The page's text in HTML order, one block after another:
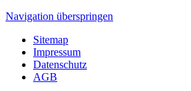
Navigation überspringen
Sitemap
Impressum
Datenschutz
AGB